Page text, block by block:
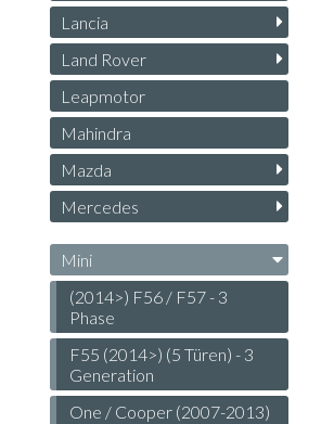
Lancia
Land Rover
Leapmotor
Mahindra
Mazda
Mercedes
Mini
(2014>) F56 / F57 - 3
Phase
F55 (2014>) (5 Türen) - 3
Generation
One / Cooper (2007-2013)